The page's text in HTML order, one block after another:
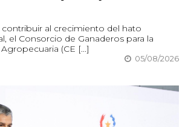
contribuir al crecimiento del hato
el Consorcio de Ganaderos para la
(CE [...]
05/08/2026